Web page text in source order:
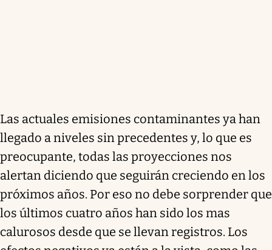
Las actuales emisiones contaminantes ya han
llegado a niveles sin precedentes y, lo que es
preocupante, todas las proyecciones nos
alertan diciendo que seguirán creciendo en los
próximos años. Por eso no debe sorprender que
los últimos cuatro años han sido los mas
calurosos desde que se llevan registros. Los